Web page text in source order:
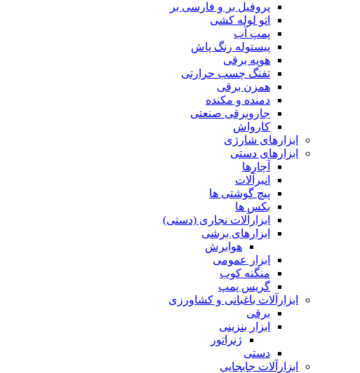
پروفیل بر و فارسی بر
اتو لوله کشی
پمپ آب
پیستوله رنگ پاش
هویه برقی
تفنگ چسب حرارتی
همزن برقی
دمنده و مکنده
جاروبرقی صنعتی
کارواش
ابزارهای شارژی
ابزارهای دستی
آچارها
انبرآلات
پیچ گوشتی ها
بکس ها
ابزارآلات نجاری (دستی)
ابزارهای برشی
هوابرش
ابزار عمومی
منگنه کوب
گریس پمپ
ابزارآلات باغبانی و کشاورزی
برقی
ابزار بنزینی
ژنراتور
دستی
ابزارآلات جابجایی